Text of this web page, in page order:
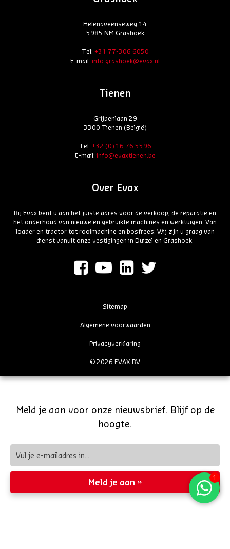
Helenaveenseweg 14
5985 NM Grashoek
Tel: +31 77-306 6050
E-mail:info.grashoek@evax.nl
Tienen
Grijpenlaan 29
3300 Tienen (België)
Tel: +32 (0) 16 76 5596
E-mail:info@evaxtienen.be
Over Evax
Bij Evax bent u aan het juiste adres voor de verkoop, de reparatie en
het onderhoud van nieuwe en gebruikte machines en werktuigen. Van
loader en tractor tot rooimachine en bosfrees: Wij zijn u graag van
dienst vanuit onze vestigingen in Duizel en Grashoek.
© 2026 EVAX BV
Sitemap
Algemene voorwaarden
Privacyverklaring
Meld je aan voor onze nieuwsbrief. Blijf op de
hoogte.
Meld je aan